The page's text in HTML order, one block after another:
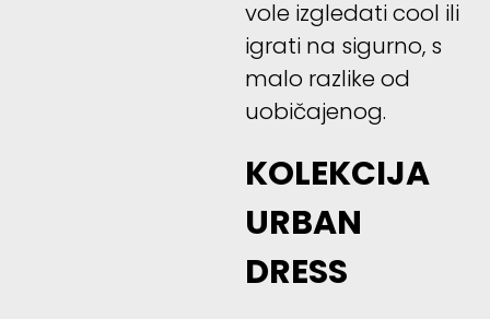
vole izgledati cool ili
igrati na sigurno, s
malo razlike od
uobičajenog.
KOLEKCIJA
URBAN
DRESS